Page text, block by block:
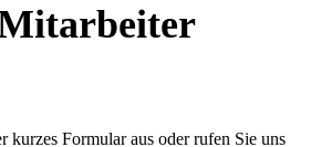
kurzes Formular aus oder rufen Sie uns